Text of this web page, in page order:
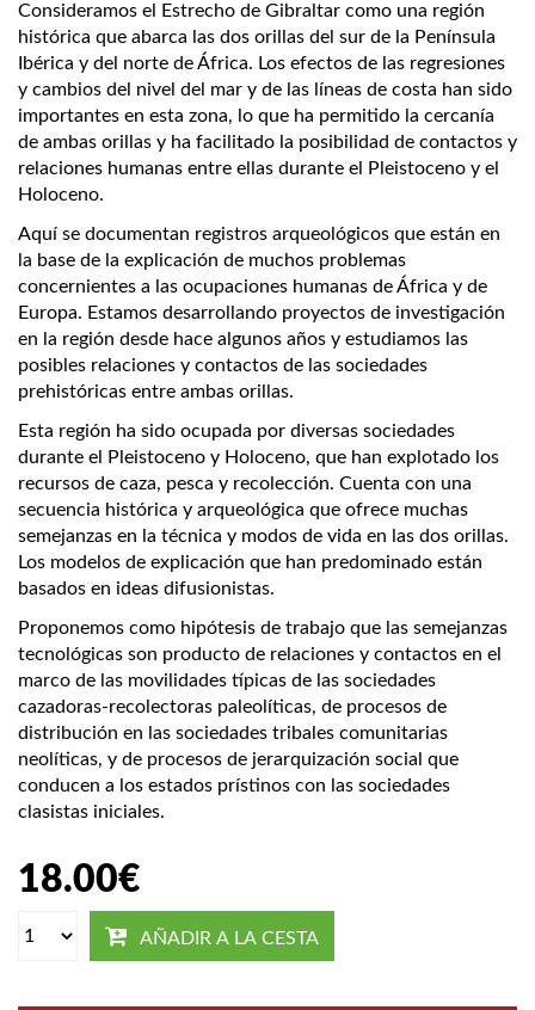
Consideramos el Estrecho de Gibraltar como una región
histórica que abarca las dos orillas del sur de la Península
Ibérica y del norte de África. Los efectos de las regresiones
y cambios del nivel del mar y de las líneas de costa han sido
importantes en esta zona, lo que ha permitido la cercanía
de ambas orillas y ha facilitado la posibilidad de contactos y
relaciones humanas entre ellas durante el Pleistoceno y el
Holoceno.
Aquí se documentan registros arqueológicos que están en
la base de la explicación de muchos problemas
concernientes a las ocupaciones humanas de África y de
Europa. Estamos desarrollando proyectos de investigación
en la región desde hace algunos años y estudiamos las
posibles relaciones y contactos de las sociedades
prehistóricas entre ambas orillas.
Esta región ha sido ocupada por diversas sociedades
durante el Pleistoceno y Holoceno, que han explotado los
recursos de caza, pesca y recolección. Cuenta con una
secuencia histórica y arqueológica que ofrece muchas
semejanzas en la técnica y modos de vida en las dos orillas.
Los modelos de explicación que han predominado están
basados en ideas difusionistas.
Proponemos como hipótesis de trabajo que las semejanzas
tecnológicas son producto de relaciones y contactos en el
marco de las movilidades típicas de las sociedades
cazadoras-recolectoras paleolíticas, de procesos de
distribución en las sociedades tribales comunitarias
neolíticas, y de procesos de jerarquización social que
conducen a los estados prístinos con las sociedades
clasistas iniciales.
18.00€
AÑADIR A LA CESTA